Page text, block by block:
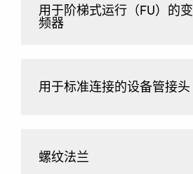
用于阶梯式运行（FU）的变
频器
用于标准连接的设备管接头
螺纹法兰